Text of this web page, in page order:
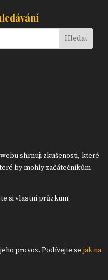
shrnuji zkušenosti, které
by mohly začátečníkům
si vlastní průzkum!
provoz. Podívejte sejak na